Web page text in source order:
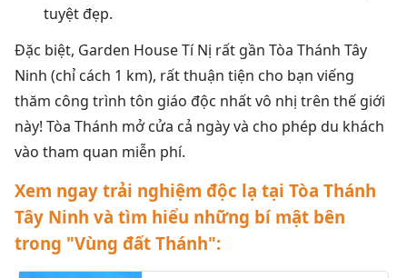
tuyệt đẹp.
Đặc biệt, Garden House Tí Nị rất gần Tòa Thánh Tây
Ninh (chỉ cách 1 km), rất thuận tiện cho bạn viếng
thăm công trình tôn giáo độc nhất vô nhị trên thế giới
này! Tòa Thánh mở cửa cả ngày và cho phép du khách
vào tham quan miễn phí.
Xem ngay trải nghiệm độc lạ tại Tòa Thánh
Tây Ninh và tìm hiểu những bí mật bên
trong "Vùng đất Thánh":